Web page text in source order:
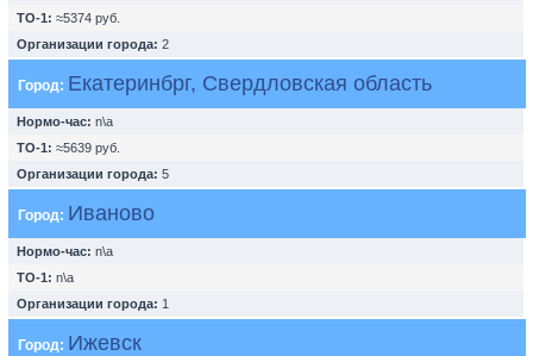
ТО-1: ≈5374 руб.
Организации города: 2
Город: Екатеринбрг, Свердловская область
Нормо-час: n\a
ТО-1: ≈5639 руб.
Организации города: 5
Город: Иваново
Нормо-час: n\a
ТО-1: n\a
Организации города: 1
Город: Ижевск